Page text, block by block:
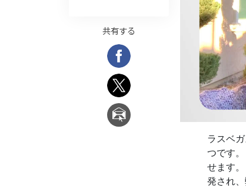
ラスベ
つです
せます
発され
共有する